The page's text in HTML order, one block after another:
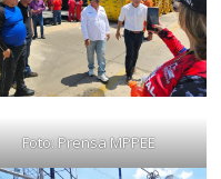
Foto: Prensa MPPEE